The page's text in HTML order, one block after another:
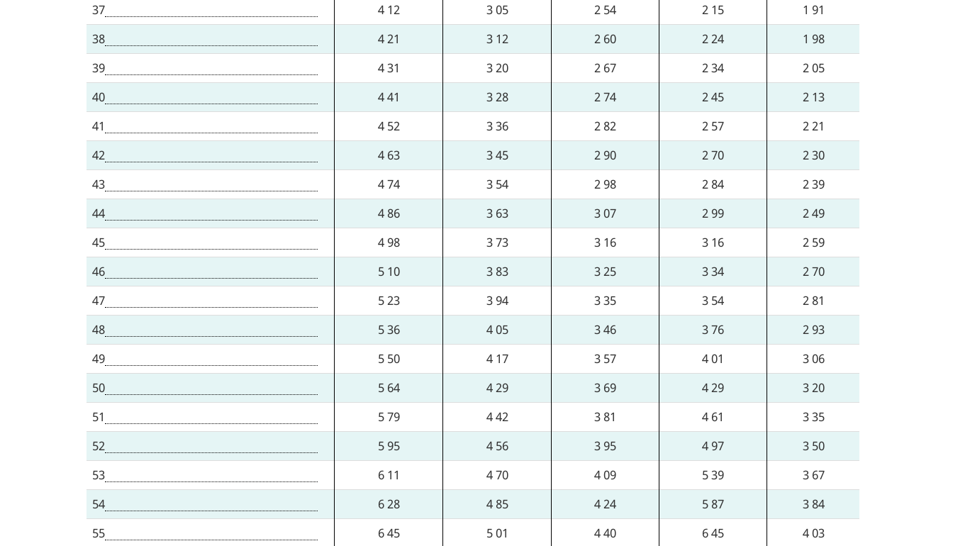
37
4 12 3 05 2 54 2 15
1 91
38
4 21 3 12 2 60 2 24
1 98
39
4 31 3 20 2 67 2 34
2 05
40
4 41 3 28 2 74 2 45
2 13
41
4 52 3 36 2 82 2 57
2 21
42
4 63 3 45 2 90 2 70
2 30
43
4 74 3 54 2 98 2 84
2 39
44
4 86 3 63 3 07 2 99
2 49
45
4 98 3 73 3 16 3 16
2 59
46
5 10 3 83 3 25 3 34
2 70
47
5 23 3 94 3 35 3 54
2 81
48
5 36 4 05 3 46 3 76
2 93
49
5 50 4 17 3 57 4 01
3 06
50
5 64 4 29 3 69 4 29
3 20
51
5 79 4 42 3 81 4 61
3 35
52
5 95 4 56 3 95 4 97
3 50
53
6 11 4 70 4 09 5 39
3 67
54
6 28 4 85 4 24 5 87
3 84
55
6 45 5 01 4 40 6 45
4 03